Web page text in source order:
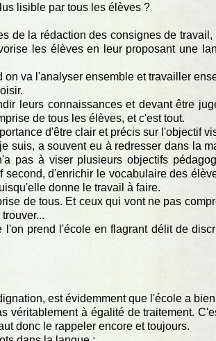
lisible par tous les élèves ?
de la rédaction des consignes de travail,
les élèves en leur proposant une
va l'analyser ensemble et travailler
leurs connaissances et devant être
de tous les élèves, et c'est tout.
d'être clair et précis sur l'objectif
suis, a souvent eu à redresser dans la
pas à viser plusieurs objectifs
d'enrichir le vocabulaire des
donne le travail à faire.
de tous. Et ceux qui vont ne pas
prend l'école en flagrant délit de
est évidemment que l'école a
véritablement à égalité de traitement.
donc le rappeler encore et toujours.